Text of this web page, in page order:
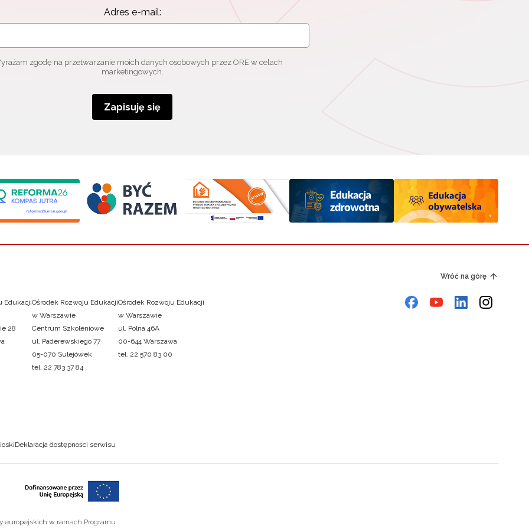
Adres e-mail:
zgodę na przetwarzanie moich danych osobowych przez ORE w celach
marketingowych.
Zapisuję się
Wróć na górę
Edukacji
28
Ośrodek Rozwoju Edukacji
w Warszawie
Centrum Szkoleniowe
ul. Paderewskiego 77
05-070 Sulejówek
tel. 22 783 37 84
Ośrodek Rozwoju Edukacji
w Warszawie
ul. Polna 46A
00-644 Warszawa
tel. 22 570 83 00
Deklaracja dostępności serwisu
europejskich w ramach Programu